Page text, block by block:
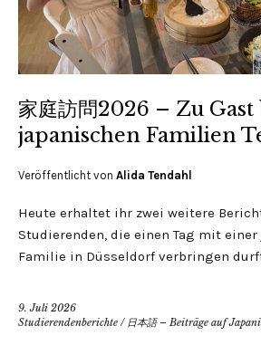
家庭訪問2026 – Zu Gast
japanischen Familien
Veröffentlicht von Alida Tendahl
Heute erhaltet ihr zwei weitere
Studierenden, die einen Tag mit
Familie in Düsseldorf verbringen
9. Juli 2026
Studierendenberichte / 日本語 – Beiträge auf